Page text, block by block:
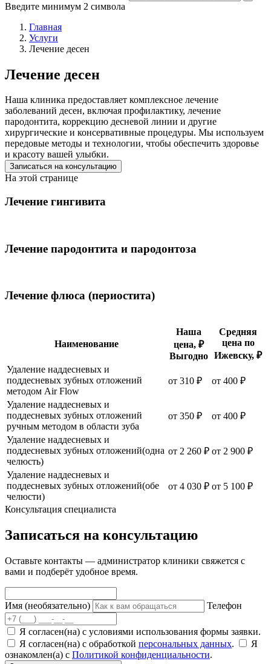
Введите минимум 2 символа
Главная
Услуги
Лечение десен
Лечение десен
Наша клиника предоставляет комплексное лечение
заболеваний десен, включая профилактику, лечение
пародонтита, коррекцию десневой линии и другие
хирургические и консервативные процедуры. Мы используем
передовые методы и технологии, чтобы обеспечить здоровье
и красоту вашей улыбки.
Записаться на консультацию
На этой странице
Лечение гингивита
Лечение пародонтита и пародонтоза
Лечение флюса (периостита)
Наименование
Наша
цена, ₽
Выгодно
Средняя
цена по
Ижевску, ₽
Удаление наддесневых и
поддесневых зубных отложений
методом Air Flow
от 310 ₽ от 400 ₽
Удаление наддесневых и
поддесневых зубных отложений
ручным методом в области зуба
от 350 ₽ от 400 ₽
Удаление наддесневых и
поддесневых зубных отложений(одна
челюсть)
от 2 260 ₽ от 2 900 ₽
Удаление наддесневых и
поддесневых зубных отложений(обе
челюсти)
от 4 030 ₽ от 5 100 ₽
Консультация специалиста
Записаться на консультацию
Оставьте контакты — администратор клиники свяжется с
вами и подберёт удобное время.
Имя (необязательно) Телефон
Я согласен(на) с условиями использования формы заявки.
Я согласен(на) с обработкой персональных данных.
Я
ознакомлен(а) с Политикой конфиденциальности.